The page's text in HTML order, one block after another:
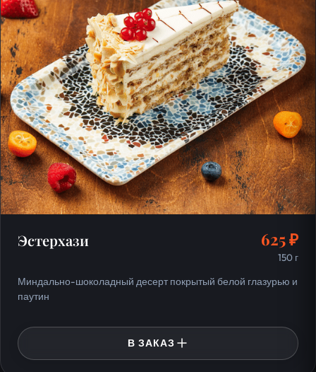
Эстерхази 625 ₽
150 г
Миндально-шоколадный десерт покрытый белой глазурью и
паутин
В ЗАКАЗ